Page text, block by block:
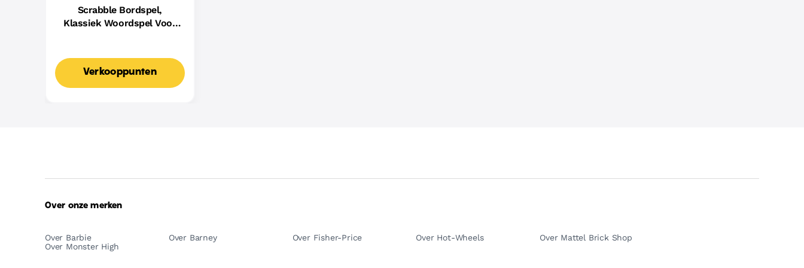
Scrabble Bordspel,
Klassiek Woordspel Voor
Nederlandse Editie
Verkooppunten
Over onze merken
Over Barbie Over Barney Over Fisher-Price Over Hot-Wheels
Over Mattel Brick Shop
Over Monster High